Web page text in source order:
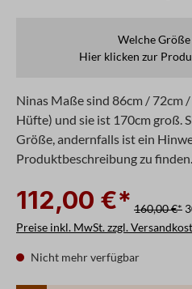
Welche
Hier klicken zur
Ninas Maße sind 86cm / 72cm
Hüfte) und sie ist 170cm groß.
Größe, andernfalls ist ein
Produktbeschreibung zu finden.
112,00 €* 160,00 €*
Preise inkl. MwSt. zzgl.
Nicht mehr verfügbar